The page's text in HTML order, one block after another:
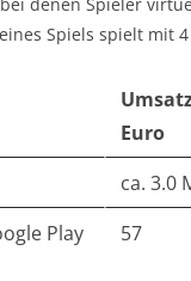
Spiels spielt mit
Euro
ca. 3.0
Play
57